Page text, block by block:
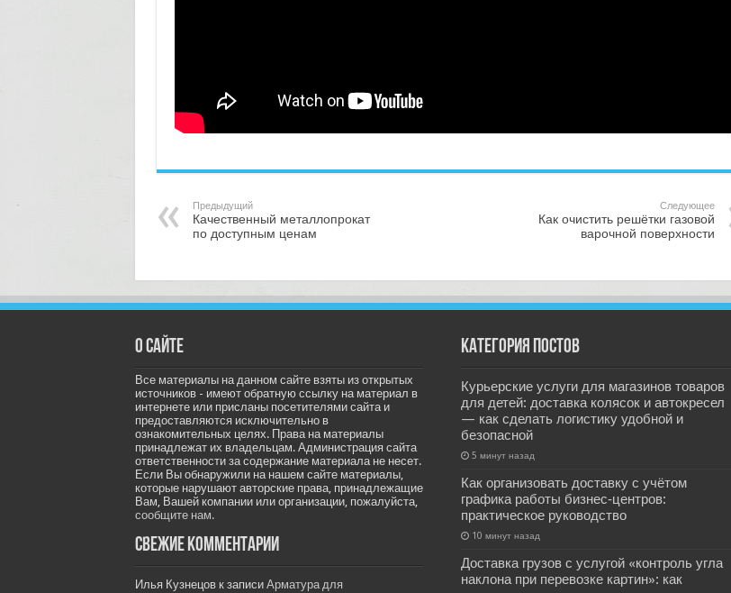
Предыдущий
Качественный металлопрокат
по доступным ценам
Следующее
Как очистить решётки газовой
варочной поверхности
О сайте
Все материалы на данном сайте взяты из открытых
источников - имеют обратную ссылку на материал в
интернете или присланы посетителями сайта и
предоставляются исключительно в
ознакомительных целях. Права на материалы
принадлежат их владельцам. Администрация сайта
ответственности за содержание материала не несет.
Если Вы обнаружили на нашем сайте материалы,
которые нарушают авторские права, принадлежащие
Вам, Вашей компании или организации, пожалуйста,
сообщите нам.
Свежие комментарии
Илья Кузнецовк записи Арматура для
Категория постов
Курьерские услуги для магазинов товаров
для детей: доставка колясок и автокресел
— как сделать логистику удобной и
безопасной
5 минут назад
Как организовать доставку с учётом
графика работы бизнес‑центров:
практическое руководство
10 минут назад
Доставка грузов с услугой «контроль угла
наклона при перевозке картин»: как